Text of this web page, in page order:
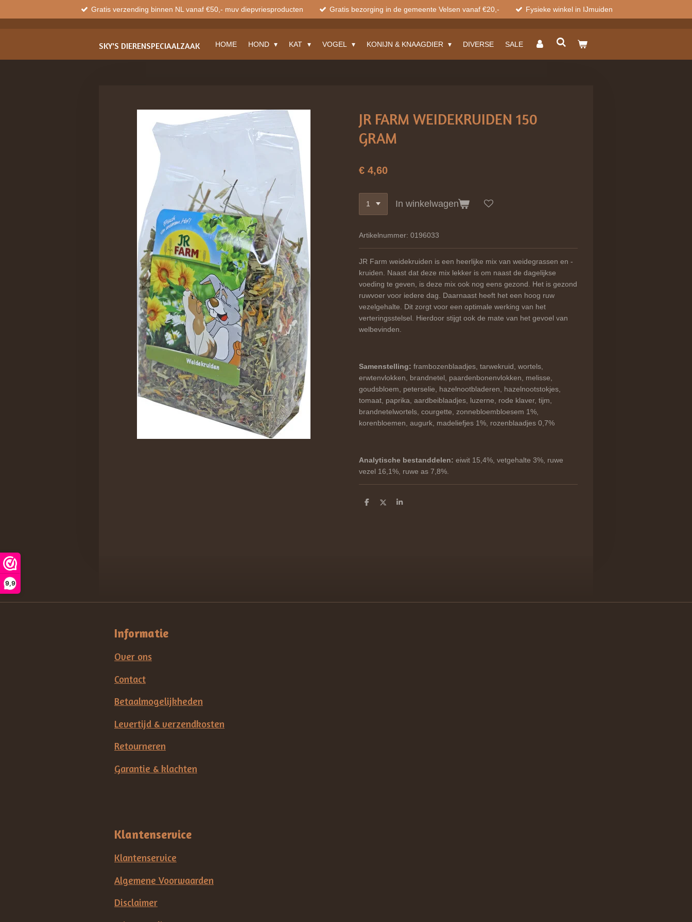
9,9
Gratis verzending binnen NL vanaf €50,- muv diepvriesproducten Gratis bezorging in de gemeente Velsen vanaf €20,- Fysieke winkel in IJmuiden
SKY'S DIERENSPECIAALZAAK HOME HOND KAT VOGEL KONIJN & KNAAGDIER DIVERSE SALE
JR FARM WEIDEKRUIDEN 150
GRAM
€ 4,60
In winkelwagen
Artikelnummer: 0196033
JR Farm weidekruiden is een heerlijke mix van weidegrassen en -
kruiden. Naast dat deze mix lekker is om naast de dagelijkse
voeding te geven, is deze mix ook nog eens gezond. Het is gezond
ruwvoer voor iedere dag. Daarnaast heeft het een hoog ruw
vezelgehalte. Dit zorgt voor een optimale werking van het
verteringsstelsel. Hierdoor stijgt ook de mate van het gevoel van
welbevinden.
Samenstelling: frambozenblaadjes, tarwekruid, wortels,
erwtenvlokken, brandnetel, paardenbonenvlokken, melisse,
goudsbloem, peterselie, hazelnootbladeren, hazelnootstokjes,
tomaat, paprika, aardbeiblaadjes, luzerne, rode klaver, tijm,
brandnetelwortels, courgette, zonnebloembloesem 1%,
korenbloemen, augurk, madeliefjes 1%, rozenblaadjes 0,7%
Analytische bestanddelen: eiwit 15,4%, vetgehalte 3%, ruwe
vezel 16,1%, ruwe as 7,8%.
D
D
S
Informatie
Over ons
Contact
Betaalmogelijkheden
Levertijd & verzendkosten
Retourneren
Garantie & klachten
Klantenservice
Klantenservice
Algemene Voorwaarden
Disclaimer